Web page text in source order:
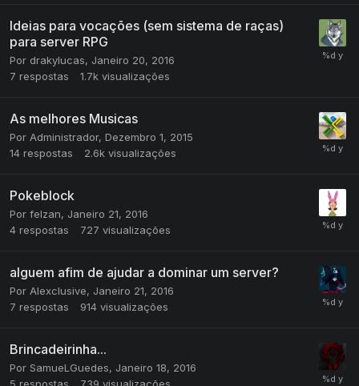
Ideias para vocações (sem sistema de raças)
para server RPG
Por drakylucas, Janeiro 20, 2016
7 respostas 1.7k visualizações
As melhores Musicas
Por Administrador, Dezembro 1, 2015
14 respostas 2.6k visualizações
Pokeblock
Por felzan, Janeiro 21, 2016
4 respostas 727 visualizações
alguem afim de ajudar a dominar um server?
Por Alexclusive, Janeiro 21, 2016
7 respostas 914 visualizações
Brincadeirinha...
Por SamueLGuedes, Janeiro 18, 2016